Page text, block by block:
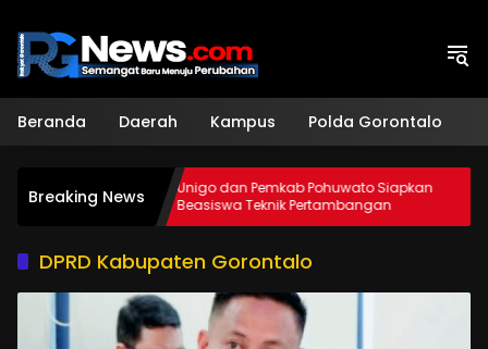
konten
Beranda Daerah Kampus Polda Gorontalo
Breaking NewsUnigo dan Pemkab Pohuwato Siapkan
Beasiswa Teknik Pertambangan
DPRD Kabupaten Gorontalo